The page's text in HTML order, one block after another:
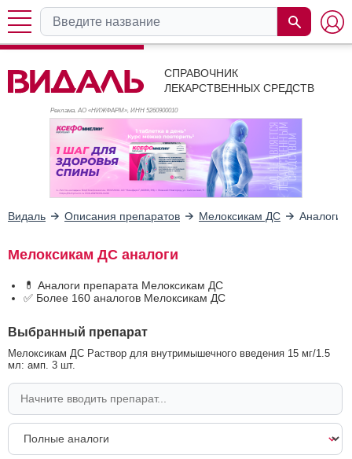
СПРАВОЧНИК
ЛЕКАРСТВЕННЫХ СРЕДСТВ
Реклама. АО «НИЖФАРМ», ИНН 5260900010
Видаль Описания препаратов Мелоксикам ДС Аналоги
Мелоксикам ДС аналоги
💊 Аналоги препарата Мелоксикам ДС
✅ Более 160 аналогов Мелоксикам ДС
Выбранный препарат
Мелоксикам ДС Раствор для внутримышечного введения 15 мг/1.5
мл: амп. 3 шт.